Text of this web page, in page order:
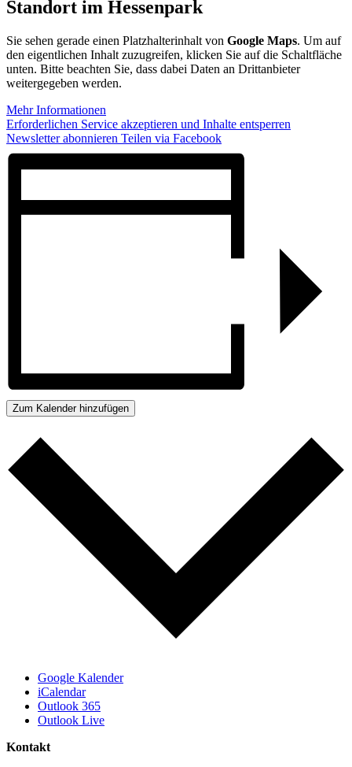
Standort im Hessenpark
Sie sehen gerade einen Platzhalterinhalt von Google Maps. Um auf
den eigentlichen Inhalt zuzugreifen, klicken Sie auf die Schaltfläche
unten. Bitte beachten Sie, dass dabei Daten an Drittanbieter
weitergegeben werden.
Mehr Informationen
Erforderlichen Service akzeptieren und Inhalte entsperren
Newsletter abonnieren Teilen via Facebook
Zum Kalender hinzufügen
Google Kalender
iCalendar
Outlook 365
Outlook Live
Kontakt